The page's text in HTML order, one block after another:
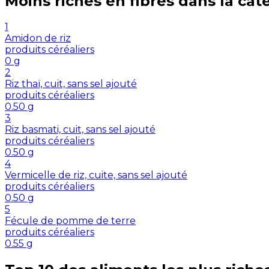
1
Amidon de riz
produits céréaliers
0 g
2
Riz thaï, cuit, sans sel ajouté
produits céréaliers
0.50 g
3
Riz basmati, cuit, sans sel ajouté
produits céréaliers
0.50 g
4
Vermicelle de riz, cuite, sans sel ajouté
produits céréaliers
0.50 g
5
Fécule de pomme de terre
produits céréaliers
0.55 g